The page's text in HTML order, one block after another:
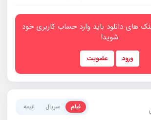
های دانلود باید وارد حساب کاربری خود
شوید!
ورود عضویت
فیلم سریال انیمه